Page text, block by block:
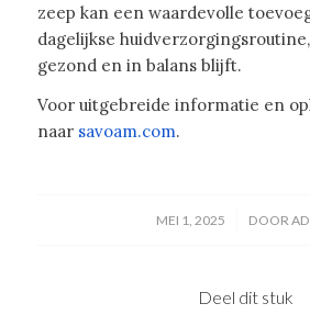
zeep kan een waardevolle
dagelijkse
gezond en in balans blijft.
Voor uitgebreide informatie en
naar savoam.com.
MEI 1, 2025
/ DOOR
Deel dit stuk